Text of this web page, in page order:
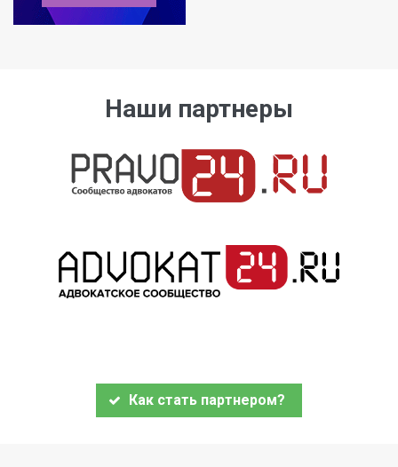
Наши партнеры
Как стать партнером?